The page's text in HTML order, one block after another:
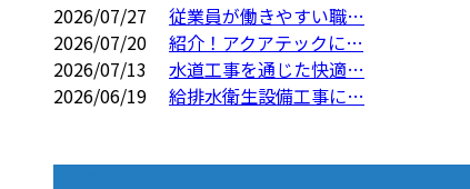
2026/07/27
従業員が働きやすい職…
2026/07/20
紹介！アクアテックに…
2026/07/13
水道工事を通じた快適…
2026/06/19
給排水衛生設備工事に…